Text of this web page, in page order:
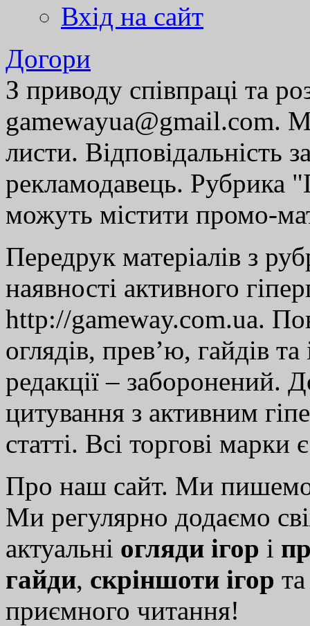
Вхід на сайт
Догори
З приводу співпраці та
gamewayua@gmail.com.
листи. Відповідальність
рекламодавець. Рубрика
можуть містити промо-
Передрук матеріалів з
наявності активного
http://gameway.com.ua.
оглядів, прев’ю, гайдів
редакції – заборонений.
цитування з активним
статті. Всі торгові марки
Про наш сайт. Ми
Ми регулярно додаємо
актуальні огляди ігор і
гайди, скріншоти ігор
приємного читання!